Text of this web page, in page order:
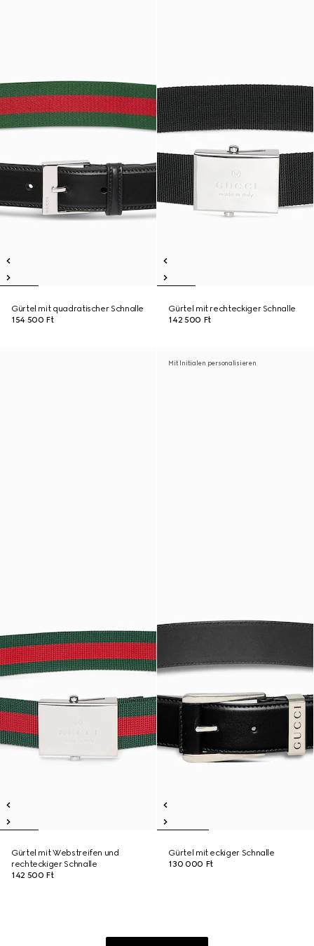
Gürtel mit quadratischer Schnalle
154 500 Ft
Gürtel mit rechteckiger Schnalle
142 500 Ft
Gürtel mit Webstreifen und
rechteckiger Schnalle
142 500 Ft
Mit Initialen personalisieren
Gürtel mit eckiger Schnalle
130 000 Ft